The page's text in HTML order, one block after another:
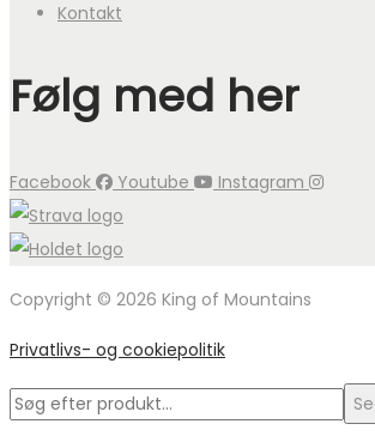
Kontakt
Følg med her
Facebook Youtube Instagram
Copyright © 2026 King of Mountains
Privatlivs- og cookiepolitik
Search